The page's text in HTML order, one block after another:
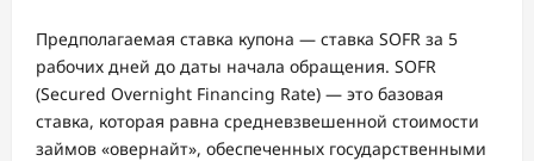
Предполагаемая ставка купона — ставка SOFR за 5
рабочих дней до даты начала обращения. SOFR
(Secured Overnight Financing Rate) — это базовая
ставка, которая равна средневзвешенной стоимости
займов «овернайт», обеспеченных государственными